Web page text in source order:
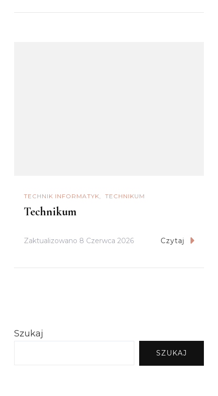
TECHNIK INFORMATYK TECHNIKUM
Technikum
Zaktualizowano 8 Czerwca 2026 Czytaj
Szukaj
SZUKAJ